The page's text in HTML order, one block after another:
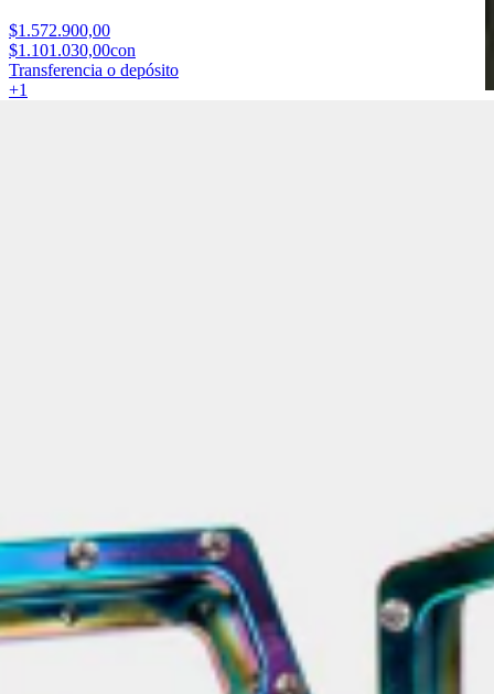
$1.572.900,00
$1.101.030,00con
Transferencia o depósito
+1